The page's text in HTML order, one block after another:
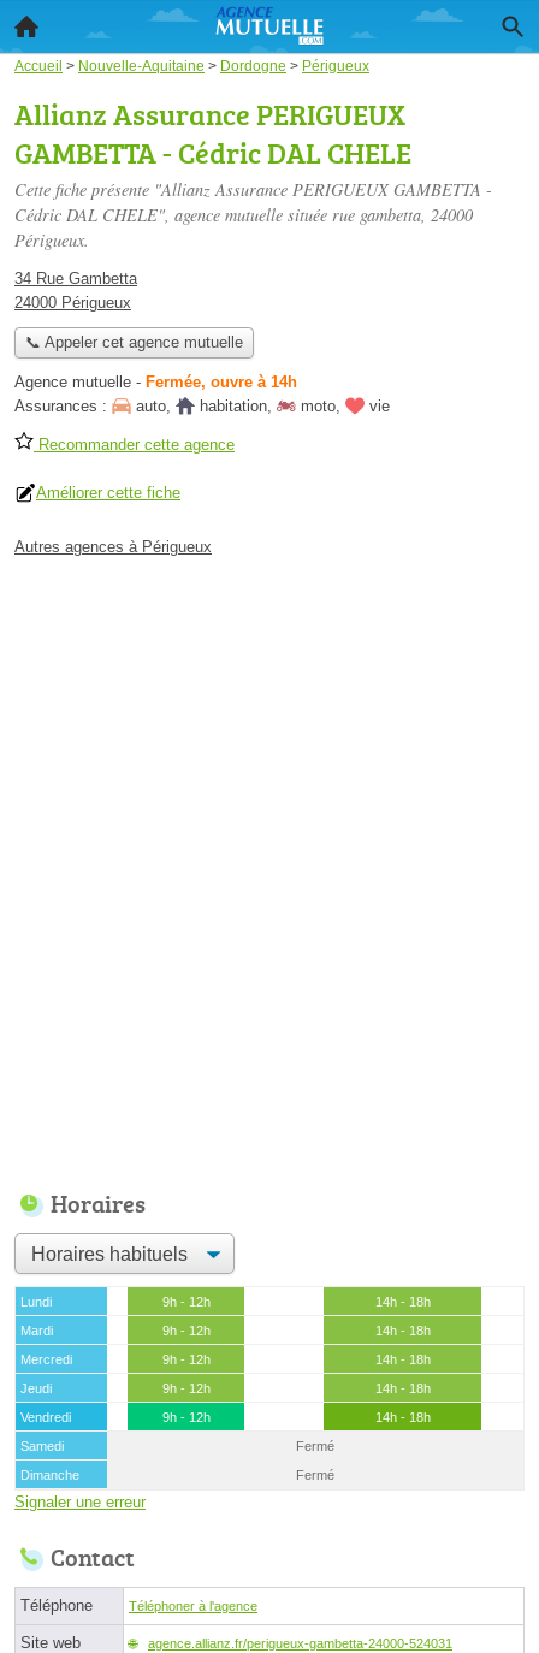
Accueil > Nouvelle-Aquitaine > Dordogne > Périgueux
Allianz Assurance PERIGUEUX
GAMBETTA - Cédric DAL CHELE
Cette fiche présente "Allianz Assurance PERIGUEUX GAMBETTA -
Cédric DAL CHELE", agence mutuelle située rue gambetta, 24000
Périgueux.
34 Rue Gambetta
24000 Périgueux
📞 Appeler cet agence mutuelle
Agence mutuelle - Fermée, ouvre à 14h
Assurances :
auto, habitation, moto, vie
Recommander cette agence
Améliorer cette fiche
Autres agences à Périgueux
Horaires
Lundi 9h - 12h
14h - 18h
Mardi
9h - 12h
14h - 18h
Mercredi
9h - 12h
14h - 18h
Jeudi
9h - 12h
14h - 18h
Vendredi
9h - 12h
14h - 18h
Samedi
Fermé
Dimanche
Fermé
Signaler une erreur
Contact
Téléphone Téléphoner à l'agence
Site web agence.allianz.fr/perigueux-gambetta-24000-524031